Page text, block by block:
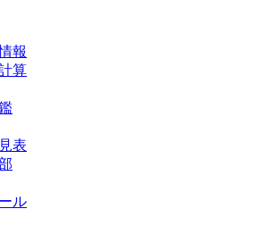
報
算
表
ル